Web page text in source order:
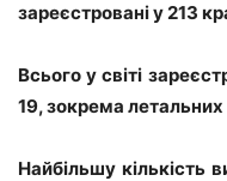
зареєстровані у 213
Всього у світі
19, зокрема
Найбільшу кількість